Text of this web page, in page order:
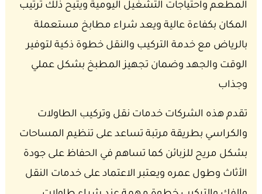
المطعم واحتياجات التشغيل اليومية ويتيح ذلك ترتيب
المكان بكفاءة عالية ويعد شراء مطابخ مستعملة
بالرياض مع خدمة التركيب والنقل خطوة ذكية لتوفير
الوقت والجهد وضمان تجهيز المطبخ بشكل عملي
وجذاب
تقدم هذه الشركات خدمات نقل وتركيب الطاولات
والكراسي بطريقة مرتبة تساعد على تنظيم المساحات
بشكل مريح للزبائن كما تساهم في الحفاظ على جودة
الأثاث وطول عمره ويعتبر الاعتماد على خدمات النقل